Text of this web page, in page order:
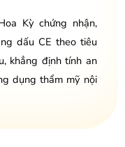
Kỳ chứng nhận,
dấu CE theo tiêu
khẳng định tính an
dụng thẩm mỹ nội